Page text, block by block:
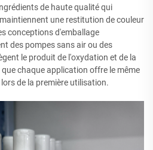
de haute qualité qui
une restitution de couleur
conceptions d'emballage
des pompes sans air ou des
le produit de l'oxydation et de la
chaque application offre le même
de la première utilisation.